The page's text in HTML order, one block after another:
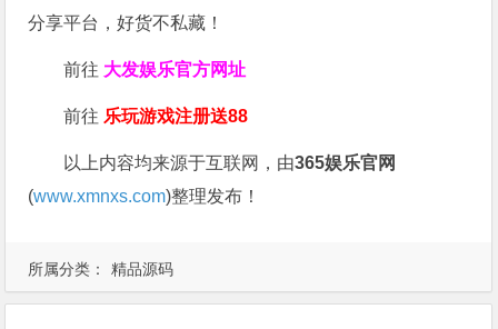
所属分类： 精品源码
分享平台，好货不私藏！
前往 大发娱乐官方网址
前往 乐玩游戏注册送88
以上内容均来源于互联网，由365娱乐官网
(www.xmnxs.com)整理发布！